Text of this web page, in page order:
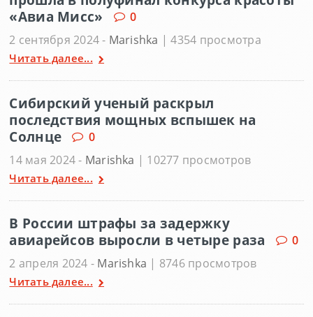
«Авиа Мисс»
0
2 сентября 2024 - Marishka | 4354 просмотра
Читать далее...
Сибирский ученый раскрыл
последствия мощных вспышек на
Солнце
0
14 мая 2024 - Marishka | 10277 просмотров
Читать далее...
В России штрафы за задержку
авиарейсов выросли в четыре раза
0
2 апреля 2024 - Marishka | 8746 просмотров
Читать далее...